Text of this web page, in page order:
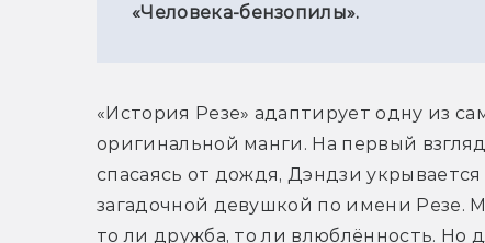
«Человека-бензопилы».
«История Резе» адаптирует одну из
оригинальной манги. На первый
спасаясь от дождя, Дэндзи
загадочной девушкой по имени Резе.
то ли дружба, то ли влюблённость. Но